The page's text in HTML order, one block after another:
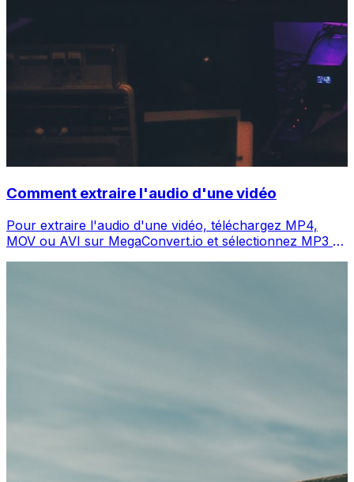
Comment extraire l'audio d'une vidéo
Pour extraire l'audio d'une vidéo, téléchargez MP4,
MOV ou AVI sur MegaConvert.io et sélectionnez MP3 —